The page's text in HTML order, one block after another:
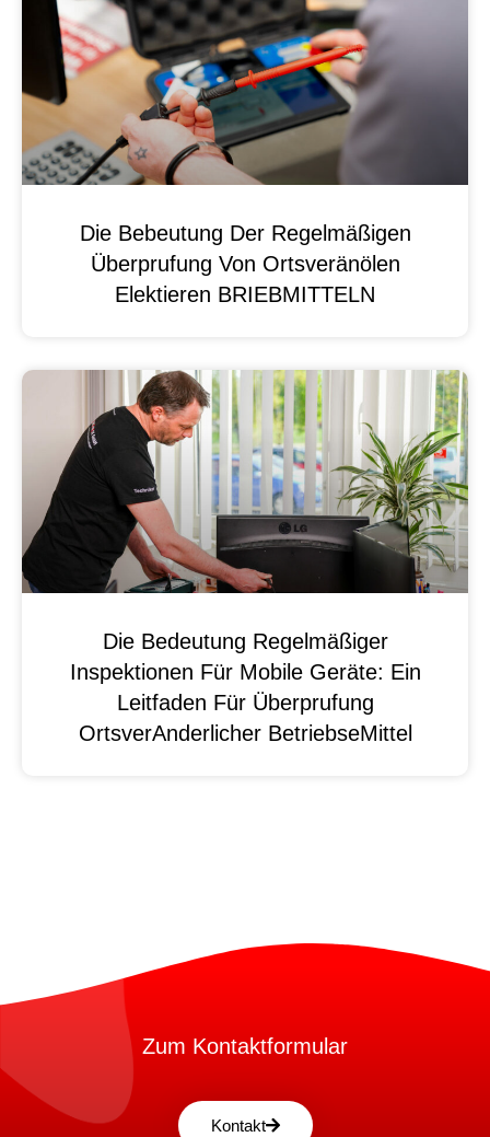
Die Bebeutung Der Regelmäßigen
Überprufung Von Ortsveränölen
Elektieren BRIEBMITTELN
Die Bedeutung Regelmäßiger
Inspektionen Für Mobile Geräte: Ein
Leitfaden Für Überprufung
OrtsverAnderlicher BetriebseMittel
Zum Kontaktformular
Kontakt